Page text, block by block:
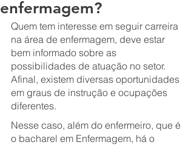
enfermagem?
Quem tem interesse em seguir carreira
na área de enfermagem, deve estar
bem informado sobre as
possibilidades de atuação no setor.
Afinal, existem diversas oportunidades
em graus de instrução e ocupações
diferentes.
Nesse caso, além do enfermeiro, que é
o bacharel em Enfermagem, há o